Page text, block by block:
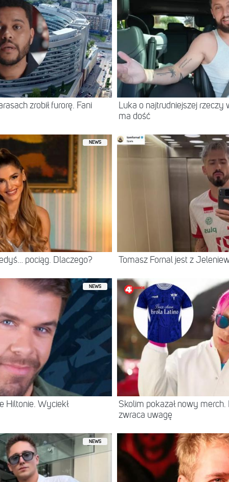
zrobił furorę. Fani
Luka o najtrudniejszej rzeczy
ma dość
NEWS
pociąg. Dlaczego? Tomasz Fornal jest z
NEWS
Hiltonie. Wyciekł
Skolim pokazał nowy
zwraca uwagę
NEWS